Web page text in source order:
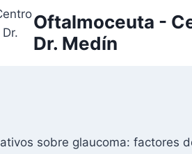
Oftalmoceuta -
Dr. Medín
sobre glaucoma: factores